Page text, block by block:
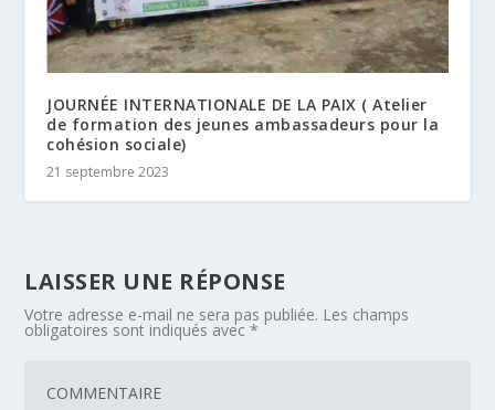
JOURNÉE INTERNATIONALE DE LA PAIX ( Atelier
de formation des jeunes ambassadeurs pour la
cohésion sociale)
21 septembre 2023
LAISSER UNE RÉPONSE
Votre adresse e-mail ne sera pas publiée. Les champs
obligatoires sont indiqués avec*